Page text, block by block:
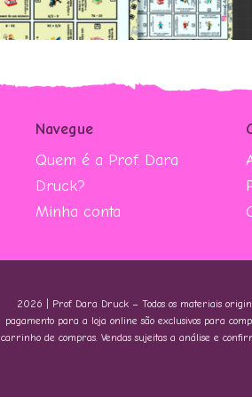
Navegue
Quem é a Prof. Dara
Druck?
Minha conta
2026 | Prof. Dara Druck – Todos os materiais
pagamento para a loja online são exclusivos para
carrinho de compras. Vendas sujeitas a análise e